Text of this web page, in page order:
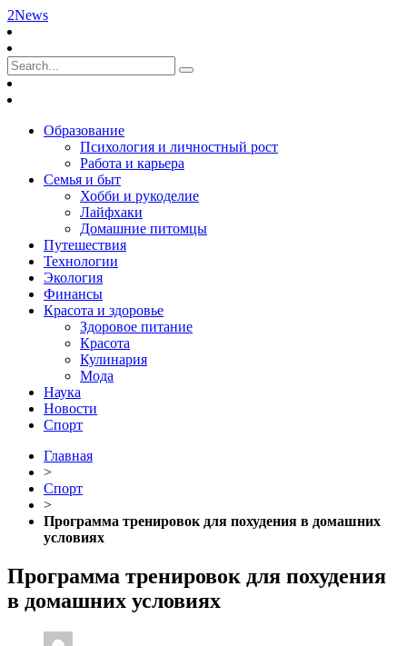
2News
Образование
Психология и личностный рост
Работа и карьера
Семья и быт
Хобби и рукоделие
Лайфхаки
Домашние питомцы
Путешествия
Технологии
Экология
Финансы
Красота и здоровье
Здоровое питание
Красота
Кулинария
Мода
Наука
Новости
Спорт
Главная
>
Спорт
>
Программа тренировок для похудения в домашних
условиях
Программа тренировок для похудения
в домашних условиях